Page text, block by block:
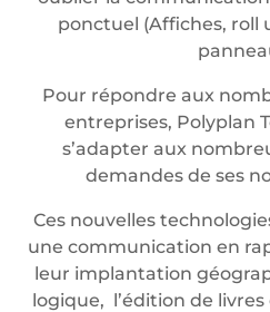
ponctuel (Affiches, roll
Pour répondre aux
entreprises, Polyplan
s’adapter aux
demandes de ses
Ces nouvelles
une communication en
leur implantation
logique, l’édition de